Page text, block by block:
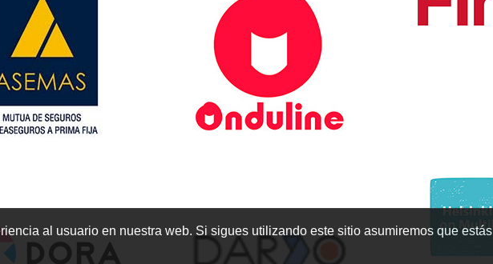
al usuario en nuestra web. Si sigues utilizando este sitio asumiremos que estás